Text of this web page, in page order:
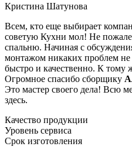
Кристина Шатунова
Всем, кто еще выбирает
советую Кухни мол! Не
спальню. Начиная с
монтажом никаких проблем
быстро и качественно. К тому
Огромное спасибо сборщику
Это мастер своего дела! Всю
здесь.
Качество продукции
Уровень сервиса
Срок изготовления